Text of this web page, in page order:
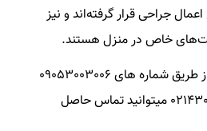
جراحی قرار گرفته‌اند و نیز
خاص در منزل هستند.
جهت ارتباط با این واحد از طریق شماره های 09053003006
و 09058008006و02143000830 میتوانید تماس حاصل